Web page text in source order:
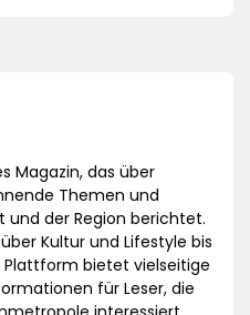
Magazin, das über
Themen und
und der Region berichtet.
Kultur und Lifestyle bis
Plattform bietet vielseitige
für Leser, die